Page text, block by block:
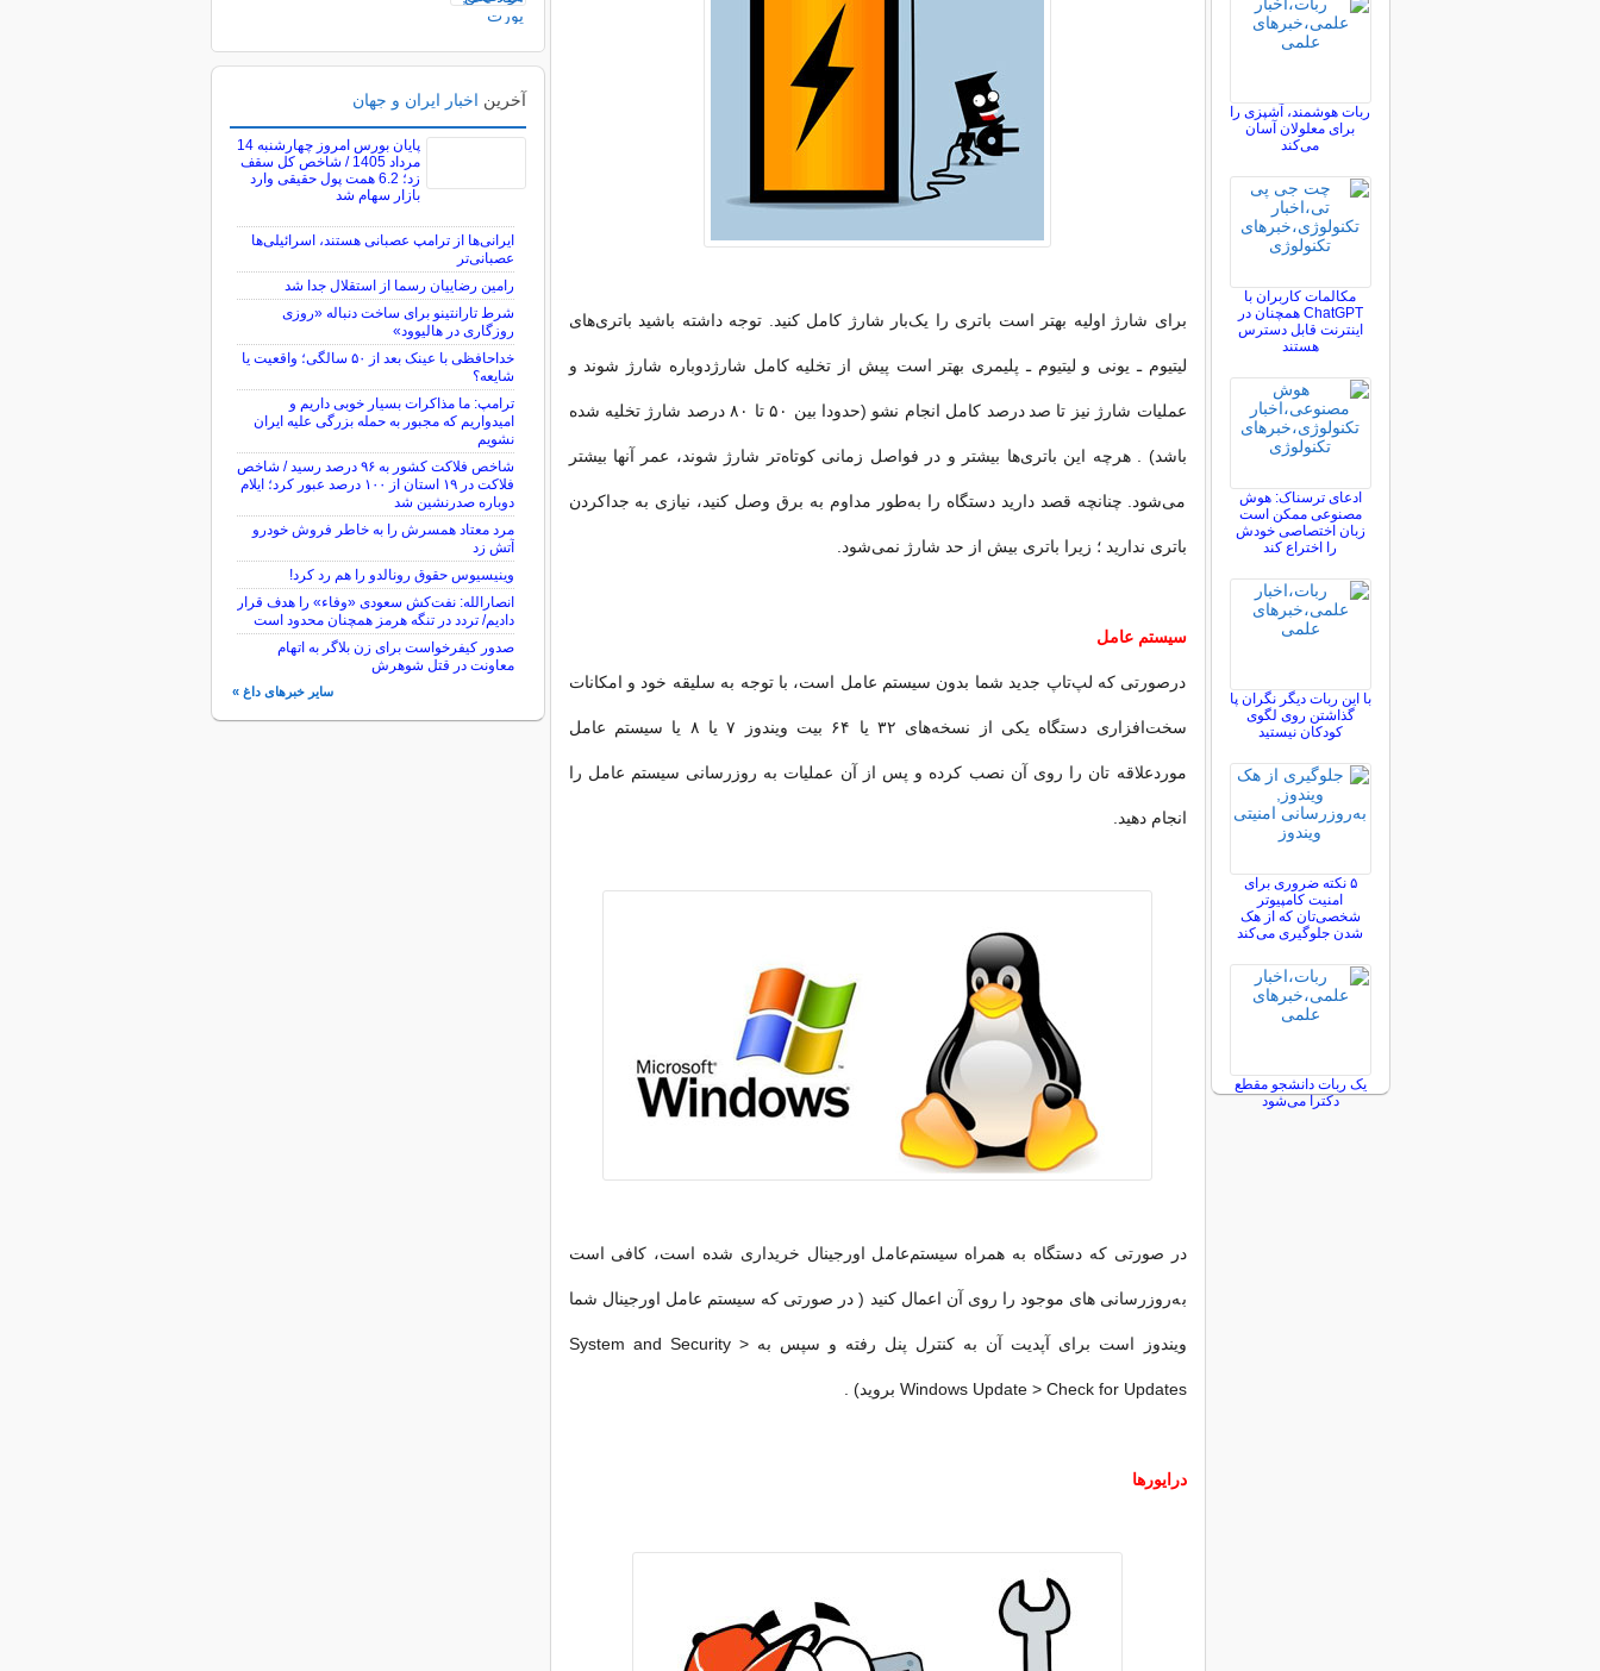
برای شارژ اولیه بهتر است باتری را یک‌بار شارژ کامل کنید. توجه داشته باشید باتری‌های
لیتیوم ـ یونی و لیتیوم ـ پلیمری بهتر است پیش از تخلیه کامل شارژدوباره شارژ شوند و
عملیات شارژ نیز تا صد درصد کامل انجام نشو (حدودا بین ۵۰ تا ۸۰ درصد شارژ تخلیه شده
باشد) . هرچه این باتری‌ها بیشتر و در فواصل زمانی کوتاه‌تر شارژ شوند، عمر آنها بیشتر
می‌شود. چنانچه قصد دارید دستگاه را به‌طور مداوم به برق وصل کنید، نیازی به جداکردن
باتری ندارید ؛ زیرا باتری بیش از حد شارژ نمی‌شود.
سیستم عامل
درصورتی که لپ‌تاپ جدید شما بدون سیستم عامل است، با توجه به سلیقه‌ خود و امکانات
سخت‌افزاری دستگاه یکی از نسخه‌های ۳۲ یا ۶۴ بیت ویندوز ۷ یا ۸ یا سیستم عامل
موردعلاقه تان را روی آن نصب کرده و پس از آن عملیات به روزرسانی سیستم عامل را
انجام دهید.
در صورتی که دستگاه به همراه سیستم‌عامل اورجینال خریداری شده است، کافی است
به‌روزرسانی های موجود را روی آن اعمال کنید ( در صورتی که سیستم عامل اورجینال شما
ویندوز است برای آپدیت آن به کنترل پنل رفته و سپس به System and Security >
Windows Update > Check for Updates بروید)‌ .
درایورها
ربات هوشمند، آشپزی را
برای معلولان آسان
می‌کند
مکالمات کاربران با
ChatGPT همچنان در
اینترنت قابل دسترس
هستند
ادعای ترسناک: هوش
مصنوعی ممکن است
زبان اختصاصی خودش
را اختراع کند
با این ربات دیگر نگران پا
گذاشتن روی لگوی
کودکان نیستید
۵ نکته ضروری برای
امنیت کامپیوتر
شخصی‌تان که از هک
شدن جلوگیری می‌کند
یک ربات دانشجو مقطع
دکترا می‌شود
آخرین اخبار ایران و جهان
پایان بورس امروز چهارشنبه 14
مرداد 1405 / شاخص کل سقف
زد؛ 6.2 همت پول حقیقی وارد
بازار سهام شد
ایرانی‌ها از ترامپ عصبانی هستند، اسرائیلی‌ها
عصبانی‌تر
رامین رضاییان رسما از استقلال جدا شد
شرط تارانتینو برای ساخت دنباله «روزی
روزگاری در هالیوود»
خداحافظی با عینک بعد از ۵۰ سالگی؛ واقعیت یا
شایعه؟
ترامپ: ما مذاکرات بسیار خوبی داریم و
امیدواریم که مجبور به حمله بزرگی علیه ایران
نشویم
شاخص فلاکت کشور به ۹۶ درصد رسید / شاخص
فلاکت در ۱۹ استان از ۱۰۰ درصد عبور کرد؛ ایلام
دوباره صدرنشین شد
مرد معتاد همسرش را به خاطر فروش خودرو
آتش زد
وینیسیوس حقوق رونالدو را هم رد کرد!
انصارالله: نفت‌کش سعودی «وفاء» را هدف قرار
دادیم/ تردد در تنگه هرمز همچنان محدود است
صدور کیفرخواست برای زن بلاگر به اتهام
معاونت در قتل شوهرش
سایر خبرهای داغ »